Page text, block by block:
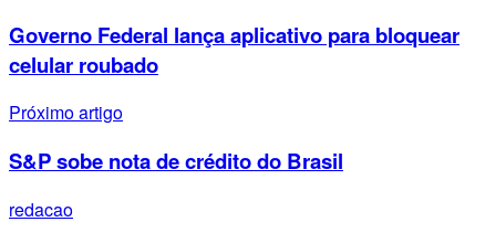
Governo Federal lança aplicativo para bloquear
celular roubado
Próximo artigo
S&P sobe nota de crédito do Brasil
redacao